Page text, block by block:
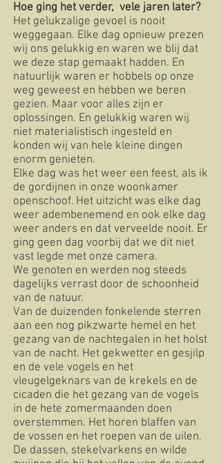
Hoe ging het verder, vele jaren later?
Het gelukzalige gevoel is nooit
weggegaan. Elke dag opnieuw prezen
wij ons gelukkig en waren we blij dat
we deze stap gemaakt hadden. En
natuurlijk waren er hobbels op onze
weg geweest en hebben we beren
gezien. Maar voor alles zijn er
oplossingen. En gelukkig waren wij
niet materialistisch ingesteld en
konden wij van hele kleine dingen
enorm genieten.
Elke dag was het weer een feest, als ik
de gordijnen in onze woonkamer
openschoof. Het uitzicht was elke dag
weer adembenemend en ook elke dag
weer anders en dat verveelde nooit. Er
ging geen dag voorbij dat we dit niet
vast legde met onze camera.
We genoten en werden nog steeds
dagelijks verrast door de schoonheid
van de natuur.
Van de duizenden fonkelende sterren
aan een nog pikzwarte hemel en het
gezang van de nachtegalen in het holst
van de nacht. Het gekwetter en gesjilp
en de vele vogels en het
vleugelgeknars van de krekels en de
cicaden die het gezang van de vogels
in de hete zomermaanden doen
overstemmen. Het horen blaffen van
de vossen en het roepen van de uilen.
De dassen, stekelvarkens en wilde